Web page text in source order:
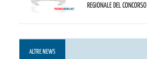
regionale del concorso
ALTRE NEWS